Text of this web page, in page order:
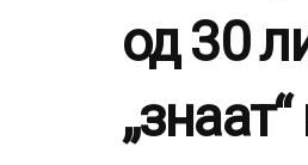
од 30